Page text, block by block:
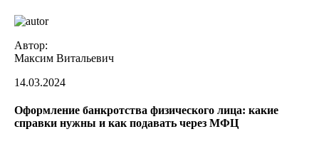
Автор:
Максим Витальевич
14.03.2024
Оформление банкротства физического лица: какие
справки нужны и как подавать через МФЦ